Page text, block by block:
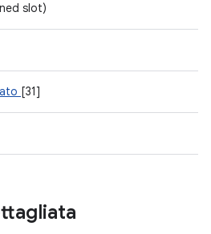
slot)
[31]